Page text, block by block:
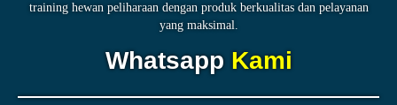
training hewan peliharaan dengan produk berkualitas dan pelayanan
yang maksimal.
WhatsappKami